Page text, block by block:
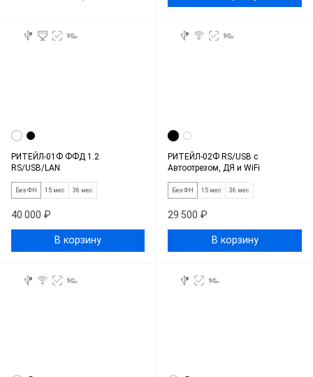
РИТЕЙЛ-01Ф ФФД 1.2
RS/USB/LAN
Без ФН 15 мес 36 мес
40 000 ₽
В корзину
РИТЕЙЛ-02Ф RS/USB c
Автоотрезом, ДЯ и WiFi
Без ФН 15 мес 36 мес
29 500 ₽
В корзину